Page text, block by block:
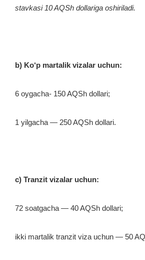
stavkasi 10 AQSh dollariga oshiriladi.
b) Ko‘p martalik vizalar uchun:
6 oygacha- 150 AQSh dollari;
1 yilgacha — 250 AQSh dollari.
c) Tranzit vizalar uchun:
72 soatgacha — 40 AQSh dollari;
ikki martalik tranzit viza uchun — 50